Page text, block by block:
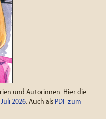
und Autorinnen. Hier die
2026. Auch als PDF zum